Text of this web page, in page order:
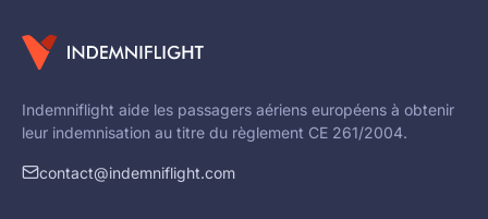
Indemniflight aide les passagers aériens européens à obtenir
leur indemnisation au titre du règlement CE 261/2004.
contact@indemniflight.com